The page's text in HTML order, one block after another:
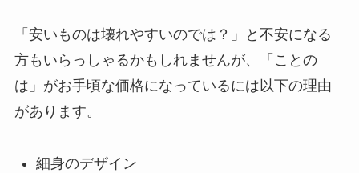
「安いものは壊れやすいのでは？」と不安になる
方もいらっしゃるかもしれませんが、「ことの
は」がお手頃な価格になっているには以下の理由
があります。
細身のデザイン